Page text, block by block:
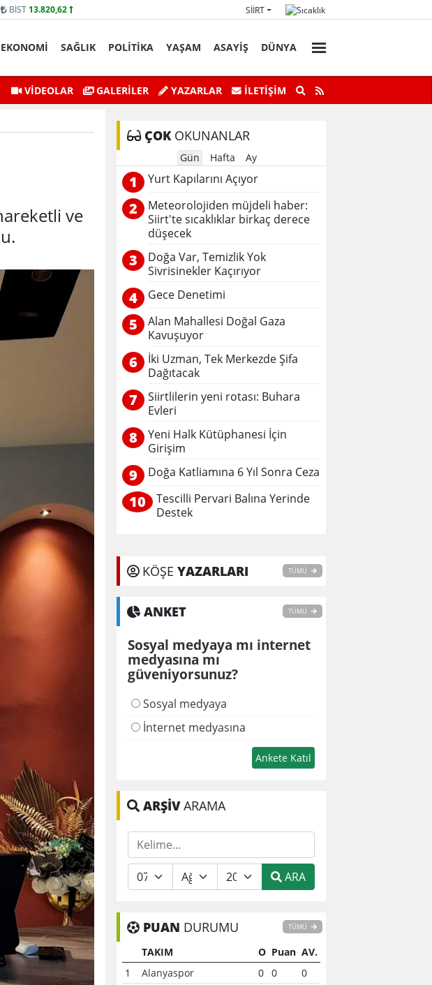
BİST 13.820,62 SIIRT
EKONOMİ SAĞLIK POLİTİKA YAŞAM ASAYİŞ DÜNYA
Valisi ve Belediye Başkan Vekili Kızılkaya'nın Acı Günü!
VİDEOLAR GALERİLER YAZARLAR İLETIŞIM
ve
ÇOKOKUNANLAR
Gün Hafta Ay
1 Yurt Kapılarını Açıyor
2
Meteorolojiden müjdeli haber:
Siirt'te sıcaklıklar birkaç derece
düşecek
3
Doğa Var, Temizlik Yok
Sivrisinekler Kaçırıyor
4 Gece Denetimi
5
Alan Mahallesi Doğal Gaza
Kavuşuyor
6
İki Uzman, Tek Merkezde Şifa
Dağıtacak
7
Siirtlilerin yeni rotası: Buhara
Evleri
8
Yeni Halk Kütüphanesi İçin
Girişim
9 Doğa Katliamına 6 Yıl Sonra Ceza
10
Tescilli Pervari Balına Yerinde
Destek
KÖŞE YAZARLARI TÜMÜ
ANKET TÜMÜ
Sosyal medyaya mı internet
medyasına mı
güveniyorsunuz?
Sosyal medyaya
İnternet medyasına
ARŞİVARAMA
ARA
PUAN DURUMU TÜMÜ
TAKIM O Puan AV.
1
Alanyaspor 0 0
0